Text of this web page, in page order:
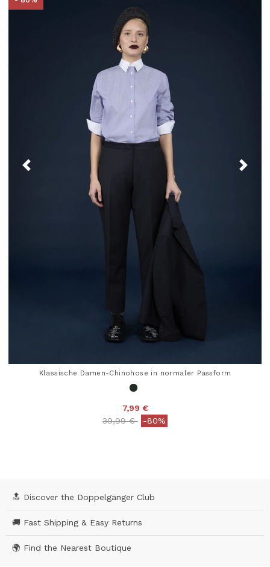
Klassische Damen-Chinohose in normaler Passform
7,99 €
Price reduced from
39,99 €to-80%
🔝 Discover the Doppelgänger Club
🚚 Fast Shipping & Easy Returns
🌍 Find the Nearest Boutique